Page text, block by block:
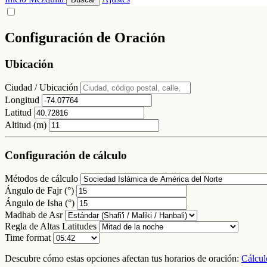
Configuración de Oración
Ubicación
Ciudad / Ubicación
Longitud
Latitud
Altitud (m)
Configuración de cálculo
Métodos de cálculo
Ángulo de Fajr (°)
Ángulo de Isha (°)
Madhab de Asr
Regla de Altas Latitudes
Time format
Descubre cómo estas opciones afectan tus horarios de oración: